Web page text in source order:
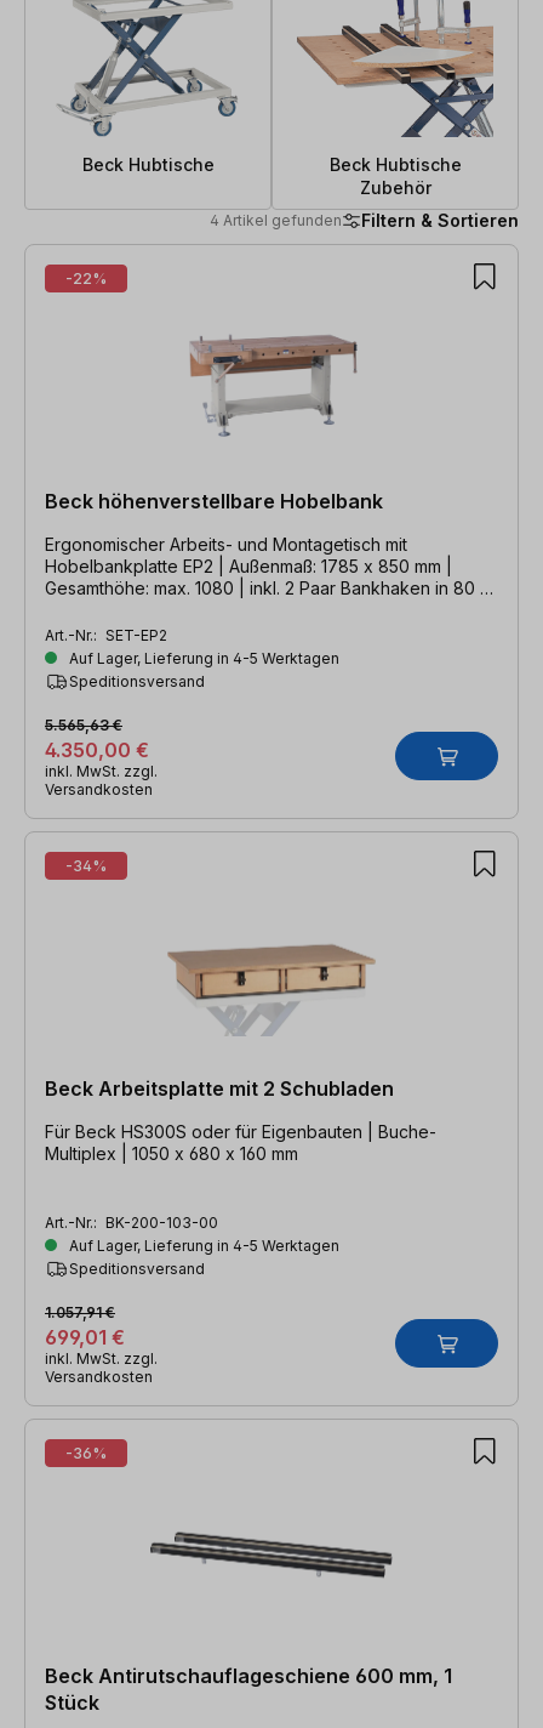
Beck Hubtische
Beck Hubtische
Zubehör
4 Artikel gefunden Filtern & Sortieren
4 Artikel gefunden
-22%
Beck höhenverstellbare Hobelbank
Ergonomischer Arbeits- und Montagetisch mit
Hobelbankplatte EP2 | Außenmaß: 1785 x 850 mm |
Gesamthöhe: max. 1080 | inkl. 2 Paar Bankhaken in 80 +
Art.-Nr.: SET-EP2
Auf Lager, Lieferung in 4-5 Werktagen
Speditionsversand
4.350,00 €
5.565,63 €
inkl. MwSt. zzgl.
Versandkosten
-34%
Beck Arbeitsplatte mit 2 Schubladen
Für Beck HS300S oder für Eigenbauten | Buche-
Multiplex | 1050 x 680 x 160 mm
Art.-Nr.: BK-200-103-00
Auf Lager, Lieferung in 4-5 Werktagen
Speditionsversand
699,01 €
1.057,91 €
inkl. MwSt. zzgl.
Versandkosten
-36%
Beck Antirutschauflageschiene 600 mm, 1
Stück